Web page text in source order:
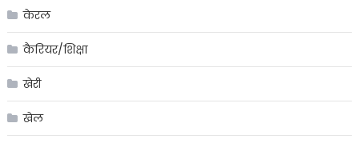
केरल
कैरियर/शिक्षा
खेरी
खेल